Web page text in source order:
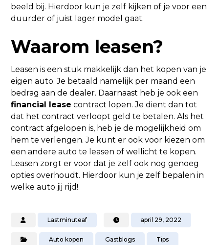
beeld bij. Hierdoor kun je zelf kijken of je voor een
duurder of juist lager model gaat.
Waarom leasen?
Leasen is een stuk makkelijk dan het kopen van je
eigen auto. Je betaald namelijk per maand een
bedrag aan de dealer. Daarnaast heb je ook een
financial lease contract lopen. Je dient dan tot
dat het contract verloopt geld te betalen. Als het
contract afgelopen is, heb je de mogelijkheid om
hem te verlengen. Je kunt er ook voor kiezen om
een andere auto te leasen of wellicht te kopen.
Leasen zorgt er voor dat je zelf ook nog genoeg
opties overhoudt. Hierdoor kun je zelf bepalen in
welke auto jij rijd!
Lastminuteaf april 29, 2022
Auto kopen Gastblogs Tips